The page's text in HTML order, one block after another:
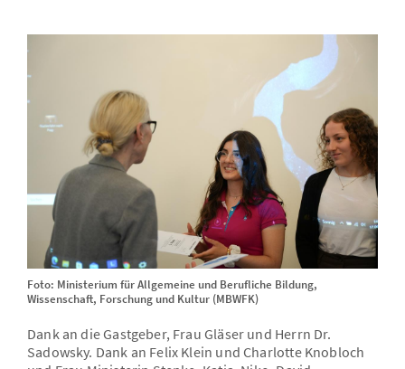
Foto: Ministerium für Allgemeine und Berufliche Bildung,
Wissenschaft, Forschung und Kultur (MBWFK)
Dank an die Gastgeber, Frau Gläser und Herrn Dr.
Sadowsky. Dank an Felix Klein und Charlotte Knobloch